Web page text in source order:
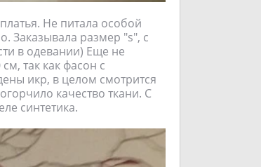
Не питала особой
Заказывала размер "s", с
в одевании) Еще не
так как фасон с
икр, в целом смотрится
качество ткани. С
синтетика.